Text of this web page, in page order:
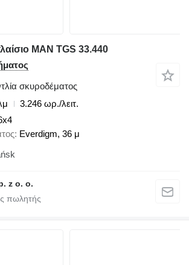
MAN TGS 33.440
σκυροδέματος
3.246 ωρ./λειτ.
Everdigm, 36 μ
z o. o.